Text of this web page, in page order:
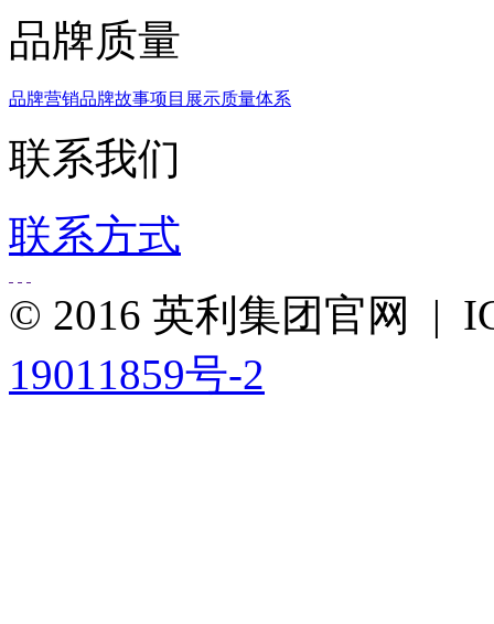
品牌质量
品牌营销品牌故事项目展示质量体系
联系我们
联系方式
© 2016 英利集团官网 |
19011859号-2